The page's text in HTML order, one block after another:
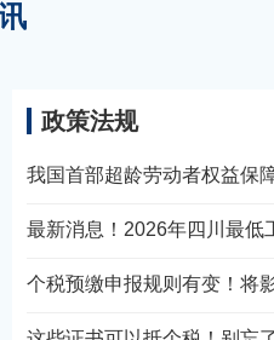
政策法规
我国首部超龄劳动者权益保
最新消息！2026年四川最低
个税预缴申报规则有变！将